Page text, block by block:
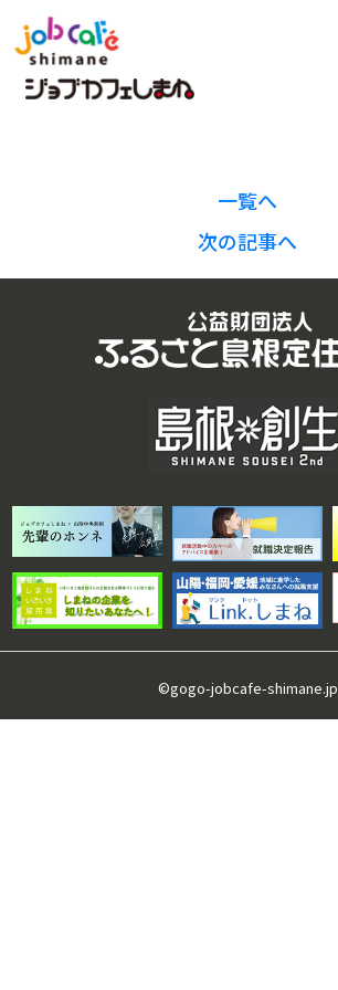
一覧へ
次の記事へ
©gogo-jobcafe-shimane.jp